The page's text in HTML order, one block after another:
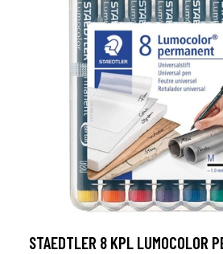
STAEDTLER 8 KPL LUMOCOLOR